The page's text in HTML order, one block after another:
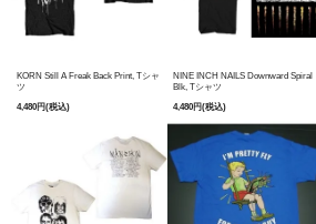
KORN Still A Freak Back Print, Tシャ
ツ
4,480円(税込)
NINE INCH NAILS Downward Spiral
Blk, Tシャツ
4,480円(税込)